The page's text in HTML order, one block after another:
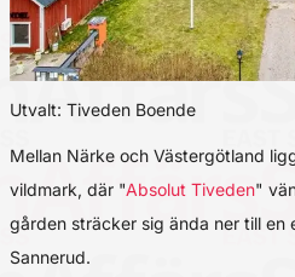
Utvalt: Tiveden Boende
Mellan Närke och Västergötland
vildmark, där "Absolut Tiveden"
gården sträcker sig ända ner till en
Sannerud.